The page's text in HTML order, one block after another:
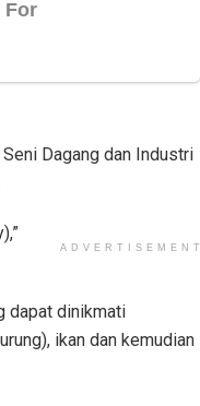
Dagang dan Industri
ADVERTISEMENT
dapat dinikmati
ikan dan kemudian